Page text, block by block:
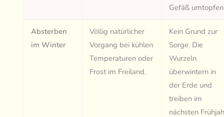
Gefäß
Absterben
im Winter
Völlig natürlicher
Vorgang bei kühlen
Temperaturen oder
Frost im Freiland.
Kein Grund zur
Sorge. Die
Wurzeln
überwintern in
der Erde und
treiben im
nächsten